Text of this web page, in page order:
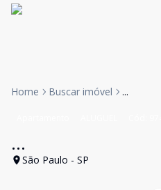
Home Buscar imóvel ...
...
São Paulo - SP